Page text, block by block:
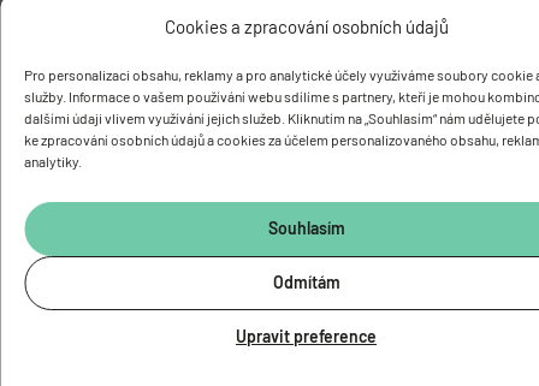
Cookies a zpracování osobních údajů
Pro personalizaci obsahu, reklamy a pro analytické účely využíváme soubory cookie
služby. Informace o vašem používání webu sdílíme s partnery, kteří je mohou
dalšími údaji vlivem využívání jejich služeb. Kliknutím na „Souhlasím“ nám udělujete
ke zpracování osobních údajů a cookies za účelem personalizovaného obsahu,
analytiky.
Souhlasím
Odmítám
Upravit preference
O ÚSTAVU
Vedení a struktura
Knihovna
Časopis PhysRes